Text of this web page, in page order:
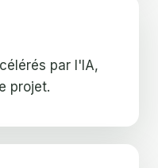
par l'IA,
projet.